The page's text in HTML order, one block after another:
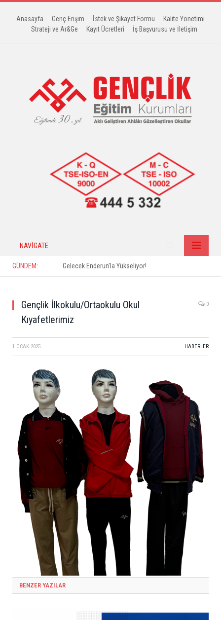
Anasayfa Genç Erişim İstek ve Şikayet Formu
Kalite Yönetimi
Strateji ve Ar&Ge
Kayıt Ücretleri İş Başvurusu ve İletişim
NAVIGATE
GÜNDEM: Gelecek Enderun’la Yükseliyor!
Gençlik İlkokulu/Ortaokulu Okul
Kıyafetlerimiz
0
1 OCAK 2025 HABERLER
BENZER YAZILAR